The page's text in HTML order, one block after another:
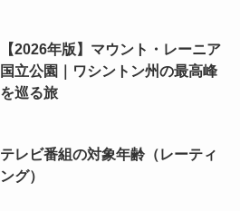
【2026年版】マウント・レーニア
国立公園｜ワシントン州の最高峰
を巡る旅
テレビ番組の対象年齢（レーティ
ング）